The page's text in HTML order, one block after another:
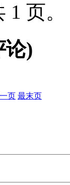
1 页。
论)
页 最末页